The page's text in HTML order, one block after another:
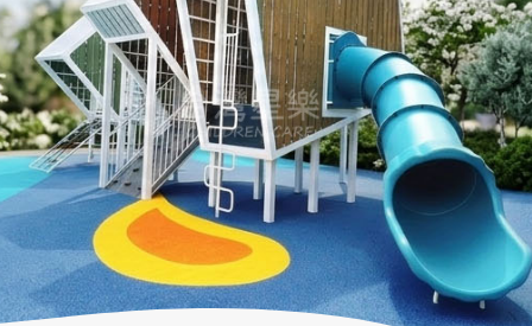
服務流程
產品介紹
實際案例
聯絡我們